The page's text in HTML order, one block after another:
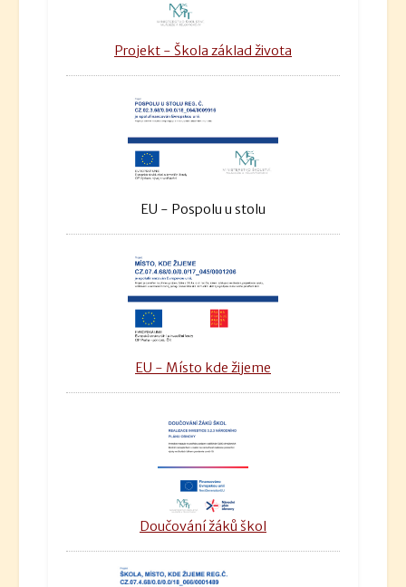
Projekt - Škola základ života
EU - Pospolu u stolu
EU - Místo kde žijeme
Doučování žáků škol